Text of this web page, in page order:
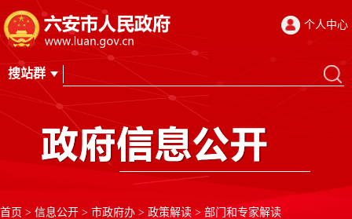
个人中心
首页 > 信息公开 > 市政府办 > 政策解读 > 部门和专家解读